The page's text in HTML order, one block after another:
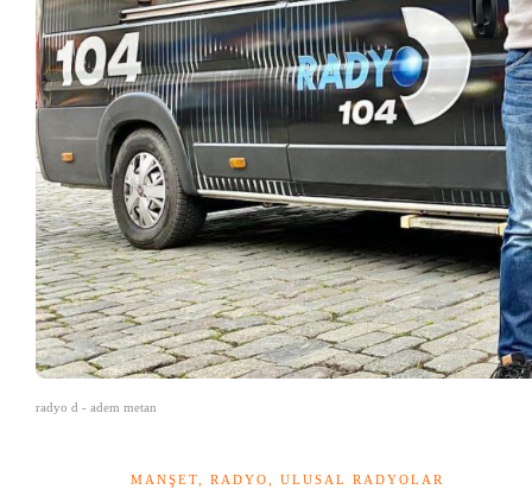
radyo d - adem metan
MANŞET, RADYO, ULUSAL RADYOLAR